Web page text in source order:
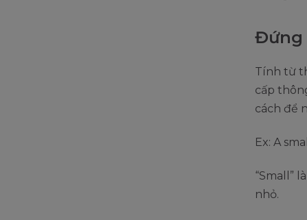
Đứng
Tính từ
cấp
cách để
Ex: A
“Small”
nhỏ.